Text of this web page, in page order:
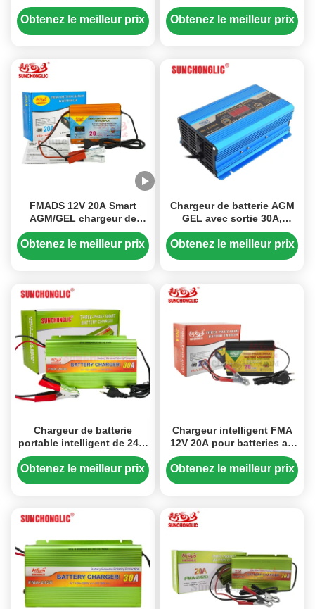
AC 220V et charge en
quatre étapes pour
Obtenez le meilleur prix
plomb-acide AGM et GEL,
avec algorithme de charge
Obtenez le meilleur prix
FMADS 12V 20A Smart
AGM/GEL chargeur de
batterie avec charge
triphasée et affichage LED,
compatible avec les piles
Obtenez le meilleur prix
Chargeur de batterie AGM
GEL avec sortie 30A,
fonction de démarrage du
moteur de voiture et écran
Obtenez le meilleur prix
Chargeur de batterie
portable intelligent de 24 V
30 A avec recharge en trois
étapes pour les batteries
AGM, GEL et plomb-acide
Obtenez le meilleur prix
Chargeur intelligent FMA
12V 20A pour batteries au
plomb, doté d'une
construction anticorrosion
et d'un mode de charge en
Obtenez le meilleur prix